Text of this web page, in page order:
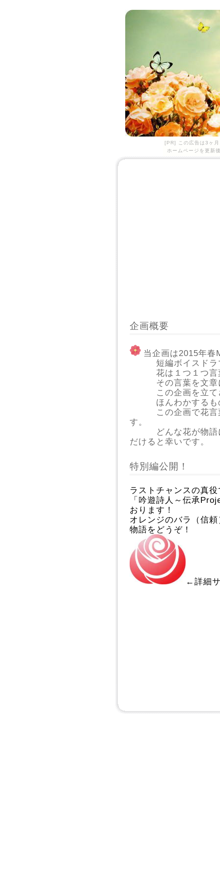
[PR] この広告は3ヶ
ホームページを更新
企画概要
当企画は2015年春
短編ボイスドラ
花は１つ１つ言葉
その言葉を文章に
この企画を立てさ
ほんわかするもの
この企画で花言葉
す。
どんな花が物語に
だけると幸いです。
特別編公開！
ラストチャンスの真
「吟遊詩人～伝承
おります！
オレンジのバラ（信
物語をどうぞ！
←詳細